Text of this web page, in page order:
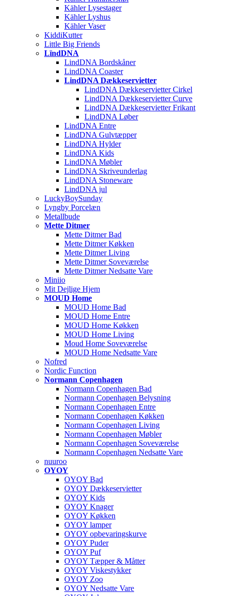
Kähler Lysestager
Kähler Lyshus
Kähler Vaser
KiddiKutter
Little Big Friends
LïndDNA
LindDNA Bordskåner
LindDNA Coaster
LindDNA Dækkeservietter
LindDNA Dækkeservietter Cirkel
LindDNA Dækkeservietter Curve
LindDNA Dækkeservietter Frikant
LindDNA Løber
LindDNA Entre
LindDNA Gulvtæpper
LindDNA Hylder
LindDNA Kids
LindDNA Møbler
LindDNA Skriveunderlag
LindDNA Stoneware
LindDNA jul
LuckyBoySunday
Lyngby Porcelæn
Metallbude
Mette Ditmer
Mette Ditmer Bad
Mette Ditmer Køkken
Mette Ditmer Living
Mette Ditmer Soveværelse
Mette Ditmer Nedsatte Vare
Miniio
Mit Dejlige Hjem
MOUD Home
MOUD Home Bad
MOUD Home Entre
MOUD Home Køkken
MOUD Home Living
Moud Home Soveværelse
MOUD Home Nedsatte Vare
Nofred
Nordic Function
Normann Copenhagen
Normann Copenhagen Bad
Normann Copenhagen Belysning
Normann Copenhagen Entre
Normann Copenhagen Køkken
Normann Copenhagen Living
Normann Copenhagen Møbler
Normann Copenhagen Soveværelse
Normann Copenhagen Nedsatte Vare
nuuroo
OYOY
OYOY Bad
OYOY Dækkeservietter
OYOY Kids
OYOY Knager
OYOY Køkken
OYOY lamper
OYOY opbevaringskurve
OYOY Puder
OYOY Puf
OYOY Tæpper & Måtter
OYOY Viskestykker
OYOY Zoo
OYOY Nedsatte Vare